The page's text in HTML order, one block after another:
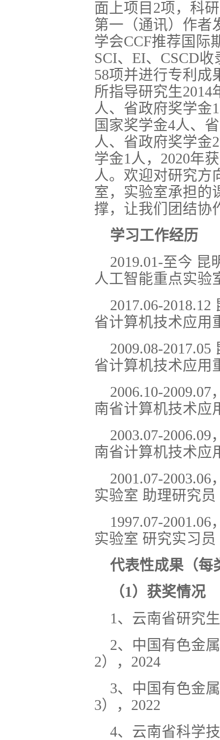
面上项目2项，科
第一（通讯）作者
学会CCF推荐国际
SCI、EI、CSCD
58项并进行专利成
所指导研究生2014
人、省政府奖学金
国家奖学金4人、
人、省政府奖学金
学金1人，2020年
人。欢迎对研究方
室，实验室承担的
撑，让我们团结协
学习工作经历
2019.01-至今
人工智能重点实验
2017.06-
省计算机技术应用
2009.08-
省计算机技术应用
2006.10-
南省计算机技术应
2003.07-
南省计算机技术应
2001.07-
实验室 助理研究员
1997.07-
实验室 研究实习员
代表性成果（每
（1）获奖情况
1、云南省研究
2、中国有色金
2），2024
3、中国有色金
3），2022
4、云南省科学